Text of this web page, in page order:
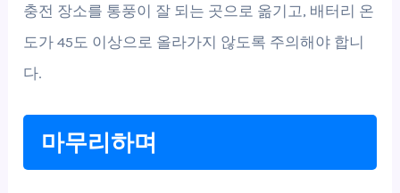
충전 장소를 통풍이 잘 되는 곳으로 옮기고, 배터리 온
도가 45도 이상으로 올라가지 않도록 주의해야 합니
다.
마무리하며